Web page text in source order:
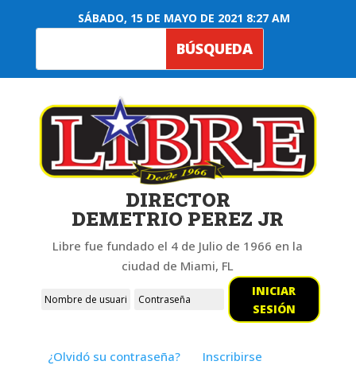
SÁBADO, 15 DE MAYO DE 2021 8:27 AM
DIRECTOR
DEMETRIO PEREZ JR
Libre fue fundado el 4 de Julio de 1966 en la
ciudad de Miami, FL
INICIAR
SESIÓN
¿Olvidó su contraseña? Inscribirse